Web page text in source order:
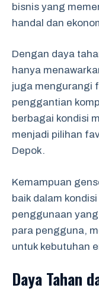
bisnis yang
handal dan
Dengan daya
hanya
juga mengurangi
penggantian
berbagai kondisi
menjadi pilihan
Depok.
Kemampuan
baik dalam
penggunaan
para pengguna,
untuk kebutuhan
Daya Tahan